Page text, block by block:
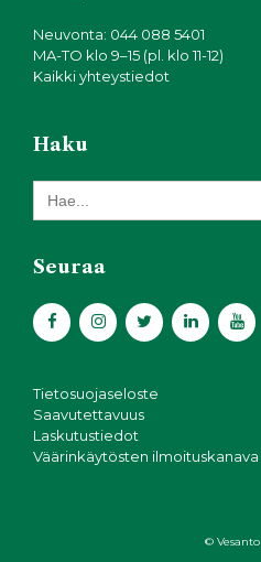
Neuvonta: 044 088 5401
MA-TO klo 9–15 (pl. klo 11-12)
Kaikki yhteystiedot
Haku
Search
for:
Seuraa
Tietosuojaseloste
Saavutettavuus
Laskutustiedot
Väärinkäytösten ilmoituskanava
©